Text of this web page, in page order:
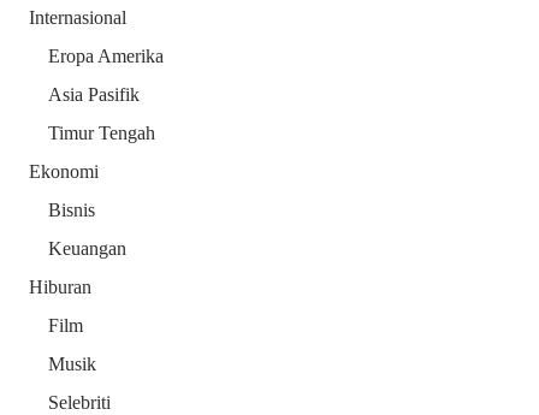
Internasional
Eropa Amerika
Asia Pasifik
Timur Tengah
Ekonomi
Bisnis
Keuangan
Hiburan
Film
Musik
Selebriti